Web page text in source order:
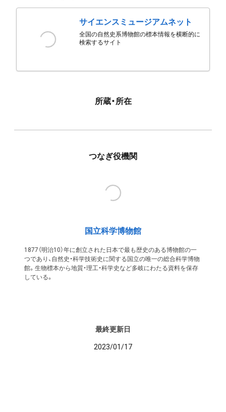
サイエンスミュージアムネット
全国の自然史系博物館の標本情報を横断的に
検索するサイト
所蔵・所在
つなぎ役機関
国立科学博物館
1877（明治10）年に創立された日本で最も歴史のある博物館の一
つであり、自然史・科学技術史に関する国立の唯一の総合科学博物
館。生物標本から地質・理工・科学史など多岐にわたる資料を保存
している。
最終更新日
2023/01/17